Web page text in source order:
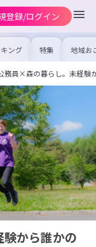
登録/ログイン
ング 特集 地域お
の求
を集め
事内容
を比較
合った
務員×森の暮らし。未経験
から誰かの